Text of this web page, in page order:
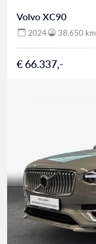
Volvo XC90
2024 38.650 km
€ 66.337,-